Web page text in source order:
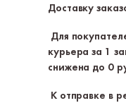
Доставку
Для
курьера за 1
снижена до 0
К отправке в